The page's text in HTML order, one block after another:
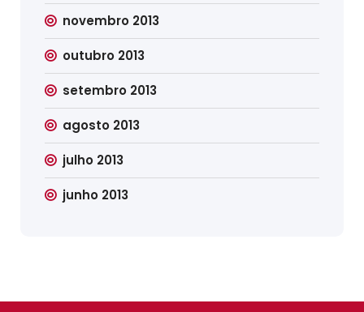
novembro 2013
outubro 2013
setembro 2013
agosto 2013
julho 2013
junho 2013